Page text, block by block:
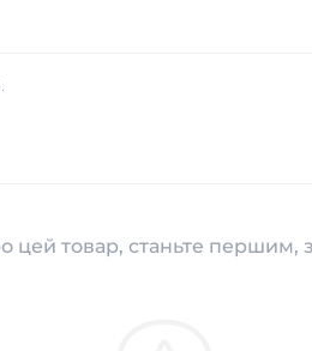
цей товар, станьте першим,